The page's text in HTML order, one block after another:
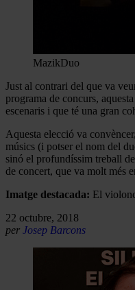
MazikDuo
Just al contrari del que va
programa de concurs,
escenaris i que té una gran
Aquesta elecció va
músics (i potser el nom del
sinó el profundíssim treball
de concert, que va molt més
Imatge destacada: El
22 octubre, 2018
per Josep Barcons